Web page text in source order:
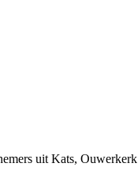
uit Kats,